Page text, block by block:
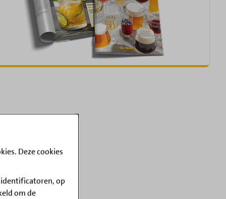
Deze cookies
identificatoren, op
om de